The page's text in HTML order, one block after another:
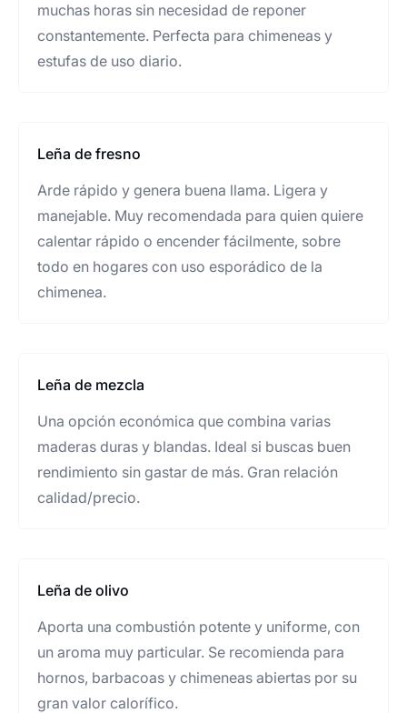
muchas horas sin necesidad de reponer
constantemente. Perfecta para chimeneas y
estufas de uso diario.
Leña de fresno
Arde rápido y genera buena llama. Ligera y
manejable. Muy recomendada para quien quiere
calentar rápido o encender fácilmente, sobre
todo en hogares con uso esporádico de la
chimenea.
Leña de mezcla
Una opción económica que combina varias
maderas duras y blandas. Ideal si buscas buen
rendimiento sin gastar de más. Gran relación
calidad/precio.
Leña de olivo
Aporta una combustión potente y uniforme, con
un aroma muy particular. Se recomienda para
hornos, barbacoas y chimeneas abiertas por su
gran valor calorífico.